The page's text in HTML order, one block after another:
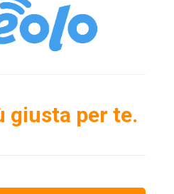
giusta per te.